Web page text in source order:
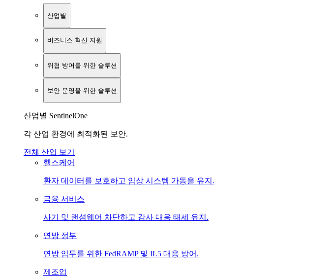
산업별
비즈니스 혁신 지원
위협 방어를 위한 솔루션
보안 운영을 위한 솔루션
산업별 SentinelOne
각 산업 환경에 최적화된 보안.
전체 산업 보기
헬스케어
환자 데이터를 보호하고 임상 시스템 가동을 유지.
금융 서비스
사기 및 랜섬웨어 차단하고 감사 대응 태세 유지.
연방 정부
연방 임무를 위한 FedRAMP 및 IL5 대응 방어.
제조업